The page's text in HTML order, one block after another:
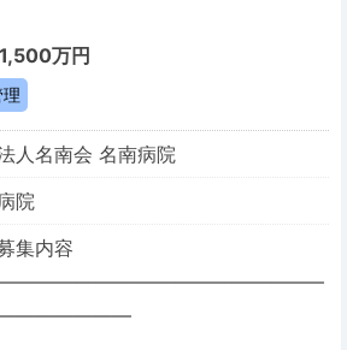
万円
人名南会 名南病院
院
集内容